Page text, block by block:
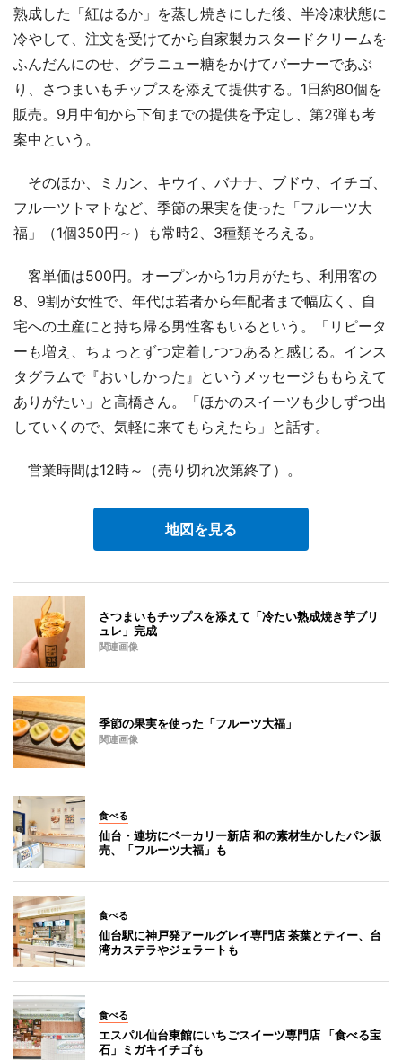
熟成した「紅はるか」を蒸し焼きにした後、半冷凍状態に
冷やして、注文を受けてから自家製カスタードクリームを
ふんだんにのせ、グラニュー糖をかけてバーナーであぶ
り、さつまいもチップスを添えて提供する。1日約80個を
販売。9月中旬から下旬までの提供を予定し、第2弾も考
案中という。
そのほか、ミカン、キウイ、バナナ、ブドウ、イチゴ、
フルーツトマトなど、季節の果実を使った「フルーツ大
福」（1個350円～）も常時2、3種類そろえる。
客単価は500円。オープンから1カ月がたち、利用客の
8、9割が女性で、年代は若者から年配者まで幅広く、自
宅への土産にと持ち帰る男性客もいるという。「リピータ
ーも増え、ちょっとずつ定着しつつあると感じる。インス
タグラムで『おいしかった』というメッセージももらえて
ありがたい」と高橋さん。「ほかのスイーツも少しずつ出
していくので、気軽に来てもらえたら」と話す。
営業時間は12時～（売り切れ次第終了）。
地図を見る
さつまいもチップスを添えて「冷たい熟成焼き芋ブリ
ュレ」完成
関連画像
季節の果実を使った「フルーツ大福」
関連画像
食べる
仙台・連坊にベーカリー新店 和の素材生かしたパン販
売、「フルーツ大福」も
食べる
仙台駅に神戸発アールグレイ専門店 茶葉とティー、台
湾カステラやジェラートも
食べる
エスパル仙台東館にいちごスイーツ専門店 「食べる宝
石」ミガキイチゴも